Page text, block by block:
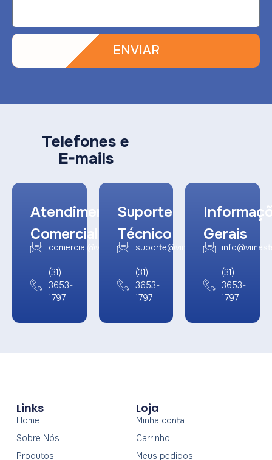
ENVIAR
Telefones e
E-mails
Atendimento
Comercial
comercial@vimaster.com.br
(31)
3653-
1797
Suporte
Técnico
suporte@vimaster.com.br
(31)
3653-
1797
Gerais
(31)
3653-
1797
Links
Home
Sobre Nós
Produtos
Loja
Minha conta
Carrinho
Meus pedidos